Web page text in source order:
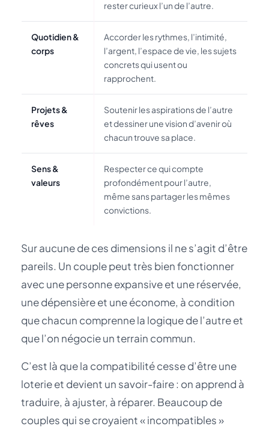
rester curieux l’un de l’autre.
Quotidien &
corps
Accorder les rythmes, l’intimité,
l’argent, l’espace de vie, les sujets
concrets qui usent ou
rapprochent.
Projets &
rêves
Soutenir les aspirations de l’autre
et dessiner une vision d’avenir où
chacun trouve sa place.
Sens &
valeurs
Respecter ce qui compte
profondément pour l’autre,
même sans partager les mêmes
convictions.
Sur aucune de ces dimensions il ne s’agit d’être
pareils. Un couple peut très bien fonctionner
avec une personne expansive et une réservée,
une dépensière et une économe, à condition
que chacun comprenne la logique de l’autre et
que l’on négocie un terrain commun.
C’est là que la compatibilité cesse d’être une
loterie et devient un savoir-faire : on apprend à
traduire, à ajuster, à réparer. Beaucoup de
couples qui se croyaient « incompatibles »